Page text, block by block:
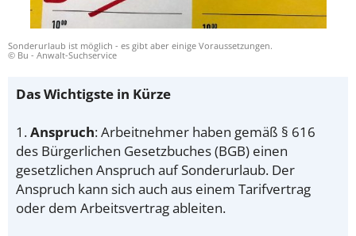
Sonderurlaub ist möglich - es gibt aber einige Voraussetzungen.
© Bu - Anwalt-Suchservice
Das Wichtigste in Kürze
1.Anspruch: Arbeitnehmer haben gemäß § 616
des Bürgerlichen Gesetzbuches (BGB) einen
gesetzlichen Anspruch auf Sonderurlaub. Der
Anspruch kann sich auch aus einem Tarifvertrag
oder dem Arbeitsvertrag ableiten.